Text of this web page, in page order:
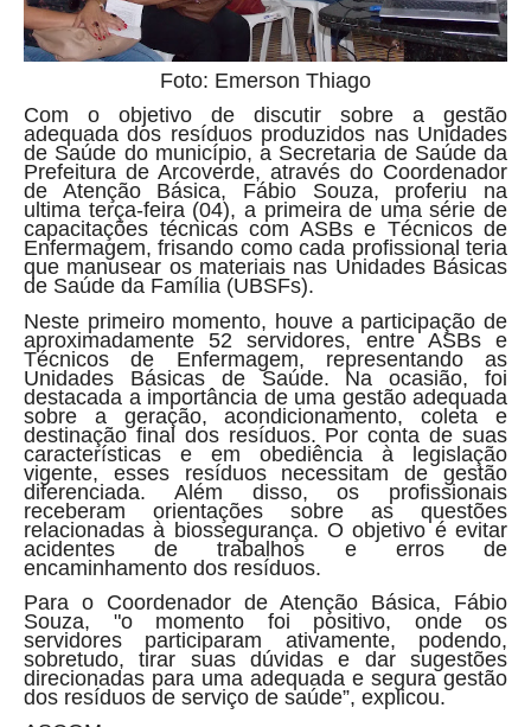
Foto: Emerson Thiago
Com o objetivo de discutir sobre a gestão
adequada dos resíduos produzidos nas Unidades
de Saúde do município, a Secretaria de Saúde da
Prefeitura de Arcoverde, através do Coordenador
de Atenção Básica, Fábio Souza, proferiu na
ultima terça-feira (04), a primeira de uma série de
capacitações técnicas com ASBs e Técnicos de
Enfermagem, frisando como cada profissional teria
que manusear os materiais nas Unidades Básicas
de Saúde da Família (UBSFs).
Neste primeiro momento, houve a participação de
aproximadamente 52 servidores, entre ASBs e
Técnicos de Enfermagem, representando as
Unidades Básicas de Saúde. Na ocasião, foi
destacada a importância de uma gestão adequada
sobre a geração, acondicionamento, coleta e
destinação final dos resíduos. Por conta de suas
características e em obediência à legislação
vigente, esses resíduos necessitam de gestão
diferenciada. Além disso, os profissionais
receberam orientações sobre as questões
relacionadas à biossegurança. O objetivo é evitar
acidentes de trabalhos e erros de
encaminhamento dos resíduos.
Para o Coordenador de Atenção Básica, Fábio
Souza, "o momento foi positivo, onde os
servidores participaram ativamente, podendo,
sobretudo, tirar suas dúvidas e dar sugestões
direcionadas para uma adequada e segura gestão
dos resíduos de serviço de saúde”, explicou.